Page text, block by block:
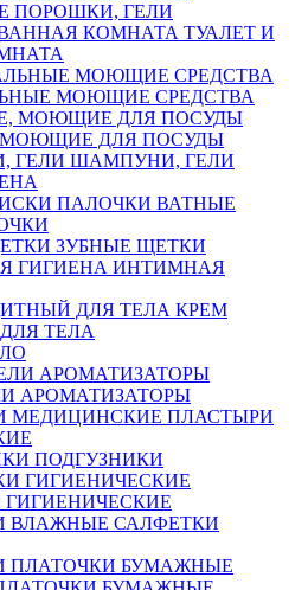
ПОРОШКИ, ГЕЛИ
ТУАЛЕТ И
МОЮЩИЕ СРЕДСТВА
ДЛЯ ПОСУДЫ
ШАМПУНИ, ГЕЛИ
ВАТНЫЕ
ЗУБНЫЕ ЩЕТКИ
ИНТИМНАЯ
КРЕМ
ТЕЛА
АРОМАТИЗАТОРЫ
ПЛАСТЫРИ
ПОДГУЗНИКИ
САЛФЕТКИ